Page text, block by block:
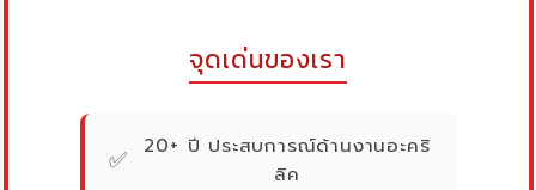
จุดเด่นของเรา
✅
20+ ปี ประสบการณ์ด้านงานอะคริ
ลิค